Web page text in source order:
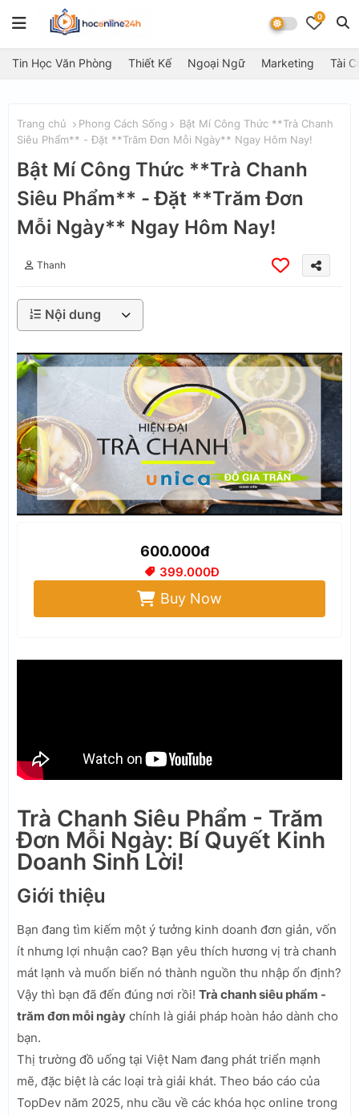
0
Tin Học Văn Phòng Thiết Kế Ngoại Ngữ Marketing Tài
Trang chủ Phong Cách Sống
Bật Mí Công Thức **Trà Chanh
Siêu Phẩm** - Đặt **Trăm Đơn Mỗi Ngày** Ngay Hôm Nay!
Bật Mí Công Thức **Trà Chanh
Siêu Phẩm** - Đặt **Trăm Đơn
Mỗi Ngày** Ngay Hôm Nay!
Thanh
Nội dung
600.000đ
399.000Đ
Buy Now
Trà Chanh Siêu Phẩm - Trăm
Đơn Mỗi Ngày: Bí Quyết Kinh
Doanh Sinh Lời!
Giới thiệu
Bạn đang tìm kiếm một ý tưởng kinh doanh đơn giản, vốn
ít nhưng lợi nhuận cao? Bạn yêu thích hương vị trà chanh
mát lạnh và muốn biến nó thành nguồn thu nhập ổn định?
Vậy thì bạn đã đến đúng nơi rồi! Trà chanh siêu phẩm -
trăm đơn mỗi ngày chính là giải pháp hoàn hảo dành cho
bạn.
Thị trường đồ uống tại Việt Nam đang phát triển mạnh
mẽ, đặc biệt là các loại trà giải khát. Theo báo cáo của
TopDev năm 2025, nhu cầu về các khóa học online trong